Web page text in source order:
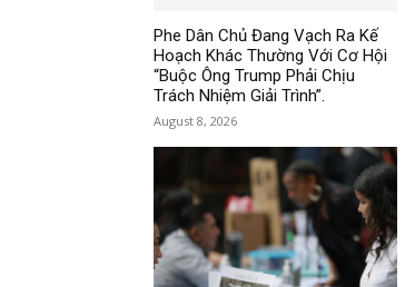
Phe Dân Chủ Đang Vạch Ra Kế
Hoạch Khác Thường Với Cơ Hội
“Buộc Ông Trump Phải Chịu
Trách Nhiệm Giải Trình”.
August 8, 2026